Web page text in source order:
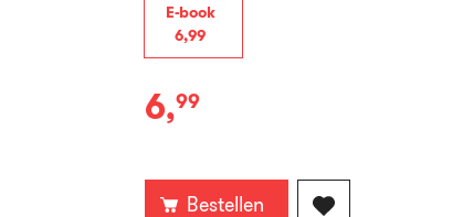
E-book
6,99
E-
6,99
Bestellen